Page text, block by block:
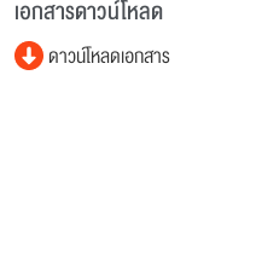
เอกสารดาวน์โหลด
ดาวน์โหลดเอกสาร